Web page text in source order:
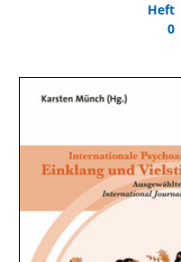
Heft
0